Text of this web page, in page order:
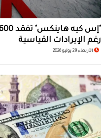
رغم الإيرادات القياسية
الأربعاء 29 يوليو 2026